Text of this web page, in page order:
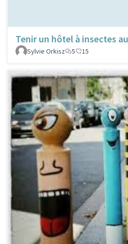
Tenir un hôtel à insectes
Sylvie Orkisz
5 15